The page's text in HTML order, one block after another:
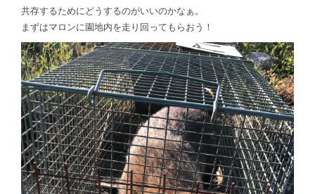
共存するためにどうするのがいいのかなぁ。
まずはマロンに園地内を走り回ってもらおう！